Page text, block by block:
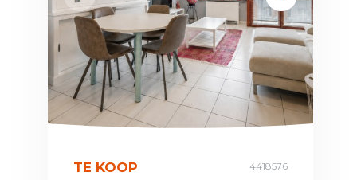
TE KOOP 4418576